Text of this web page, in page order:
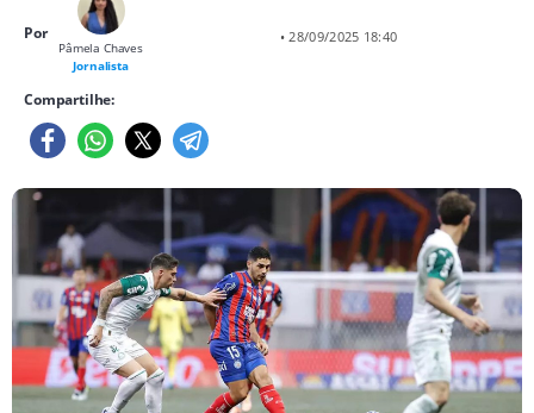
Por
Pâmela Chaves
Jornalista
• 28/09/2025 18:40
Compartilhe: